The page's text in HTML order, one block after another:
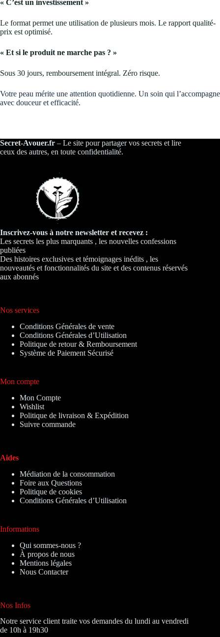
« C’est un investissement »
Le format permet une utilisation de plusieurs mois. Le rapport qualité-
prix est optimisé.
« Et si le produit ne marche pas ? »
Sous 30 jours, remboursement intégral. Zéro risque.
Votre peau mérite une attention quotidienne. Un soin qui l’accompagne
avec douceur et efficacité.
Secret-Avouer.fr – Le site pour partager vos secrets et lire
ceux des autres, en toute confidentialité.
Inscrivez-vous à notre newsletter et recevez :
Les secrets les plus marquants , les nouvelles confessions
publiées
Des histoires exclusives et témoignages inédits , les
nouveautés et fonctionnalités du site et des contenus réservés
aux abonnés
Nos services
Conditions Générales de vente
Conditions Générales d’Utilisation
Politique de retour & Remboursement
Système de Paiement Sécurisé
Mon compte
Mon Compte
Wishlist
Politique de livraison & Expédition
Suivre commande
Aides
Médiation de la consommation
Foire aux Questions
Politique de cookies
Conditions Générales d’Utilisation
Informations
Qui sommes-nous ?
À propos de nous
Mentions légales
Nous Contacter
Nos Infos
Notre service client traite vos demandes du lundi au vendredi
de 10h à 19h30